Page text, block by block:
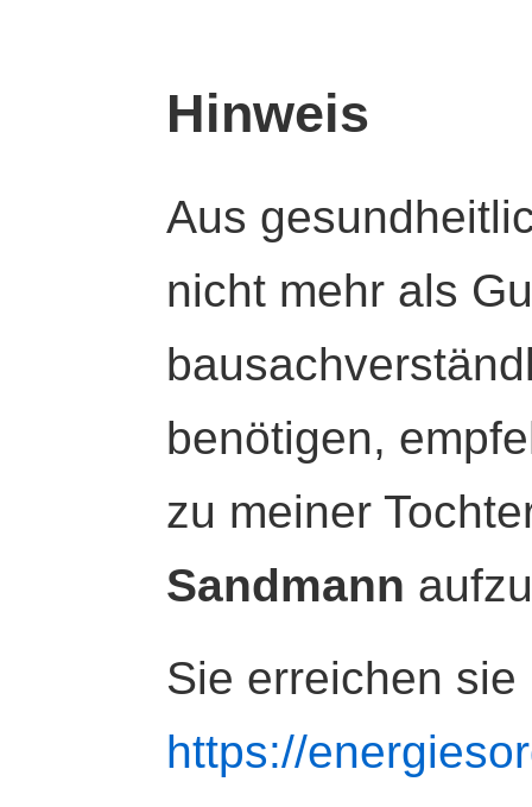
Hinweis
Aus
nicht mehr als
benötigen,
zu meiner
Sandmann
Sie erreichen sie
https://